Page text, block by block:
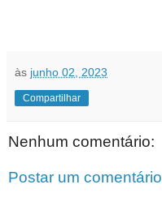
às junho 02, 2023
Compartilhar
Nenhum comentário:
Postar um comentário